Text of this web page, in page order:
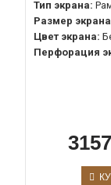
Тип экрана:
Размер
Цвет экрана:
Перфорация